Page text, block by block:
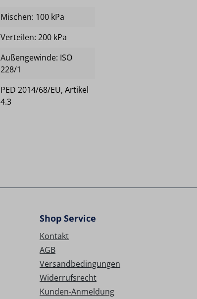
Mischen: 100 kPa
Verteilen: 200 kPa
Außengewinde: ISO
228/1
PED 2014/68/EU, Artikel
4.3
Shop Service
Kontakt
AGB
Versandbedingungen
Widerrufsrecht
Kunden-Anmeldung